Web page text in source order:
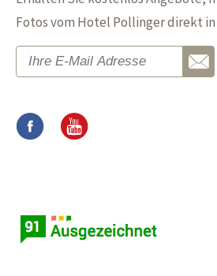
Fotos vom Hotel Pollinger direkt